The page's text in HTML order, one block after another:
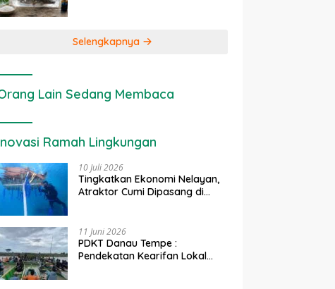
Selengkapnya
Lain Sedang Membaca
Ramah Lingkungan
10 Juli 2026
Tingkatkan Ekonomi Nelayan,
Atraktor Cumi Dipasang di
11 Juni 2026
PDKT Danau Tempe :
Pendekatan Kearifan Lokal